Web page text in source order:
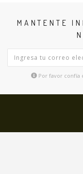
MANTENTE
Por favor confía